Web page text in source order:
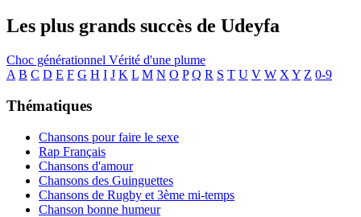
Les plus grands succès de Udeyfa
Choc générationnel Vérité d'une plume
A B C D E F G H I J K L M N O P Q R S T U V W X Y Z 0-9
Thématiques
Chansons pour faire le sexe
Rap Français
Chansons d'amour
Chansons des Guinguettes
Chansons de Rugby et 3ème mi-temps
Chanson bonne humeur